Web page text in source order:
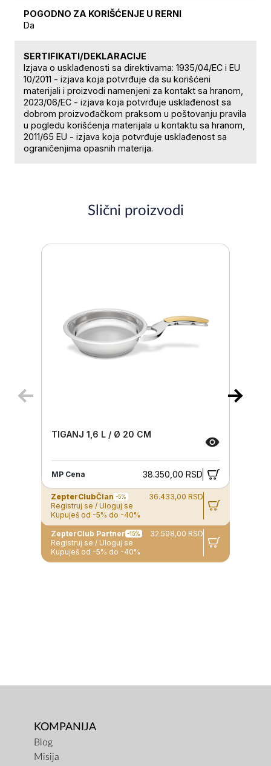
POGODNO ZA KORIŠĆENJE U RERNI
Da
SERTIFIKATI/DEKLARACIJE
Izjava o usklađenosti sa direktivama: 1935/04/EC i EU
10/2011 - izjava koja potvrđuje da su korišćeni
materijali i proizvodi namenjeni za kontakt sa hranom,
2023/06/EC - izjava koja potvrđuje usklađenost sa
dobrom proizvođačkom praksom u poštovanju pravila
u pogledu korišćenja materijala u kontaktu sa hranom,
2011/65 EU - izjava koja potvrđuje usklađenost sa
ograničenjima opasnih materija.
Slični proizvodi
TIGANJ 1,6 L / Ø 20 CM
MP Cena 38.350,00 RSD
ZepterClubČlan -5%
36.433,00 RSD
Registruj se / Uloguj se
Kupuješ od -5% do -40%
ZepterClub Partner -15%
32.598,00 RSD
Registruj se / Uloguj se
Kupuješ od -5% do -40%
KOMPANIJA
Blog
Misija